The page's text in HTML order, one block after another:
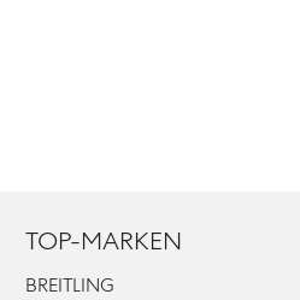
TOP-MARKEN
BREITLING